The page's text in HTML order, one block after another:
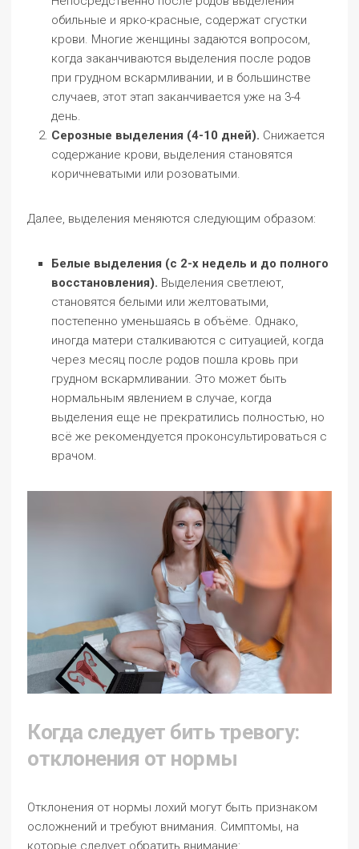
обильные и ярко-красные, содержат сгустки
крови. Многие женщины задаются вопросом,
когда заканчиваются выделения после родов
при грудном вскармливании, и в большинстве
случаев, этот этап заканчивается уже на 3-4
день.
Серозные выделения (4-10 дней). Снижается
содержание крови, выделения становятся
коричневатыми или розоватыми.
Далее, выделения меняются следующим образом:
Белые выделения (с 2-х недель и до полного
восстановления). Выделения светлеют,
становятся белыми или желтоватыми,
постепенно уменьшаясь в объёме. Однако,
иногда матери сталкиваются с ситуацией, когда
через месяц после родов пошла кровь при
грудном вскармливании. Это может быть
нормальным явлением в случае, когда
выделения еще не прекратились полностью, но
всё же рекомендуется проконсультироваться с
врачом.
Когда следует бить тревогу:
отклонения от нормы
Отклонения от нормы лохий могут быть признаком
осложнений и требуют внимания. Симптомы, на
которые следует обратить внимание: